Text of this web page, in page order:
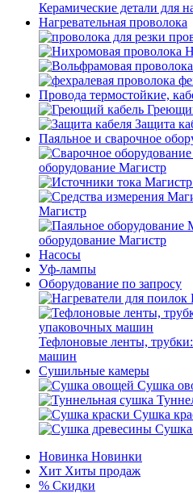
Керамические детали для
Нагревательная проволока
Провода термостойкие,
Защита
Паяльное и сварочное
оборудование Магистр
Магистр
оборудование Магистр
Насосы
Уф-лампы
Оборудование по запросу
Тефлоновые ленты,
машин
Сушильные камеры
Сушка
Сушка
Сушка
Новинка Новинки
Хит Хиты продаж
% Скидки